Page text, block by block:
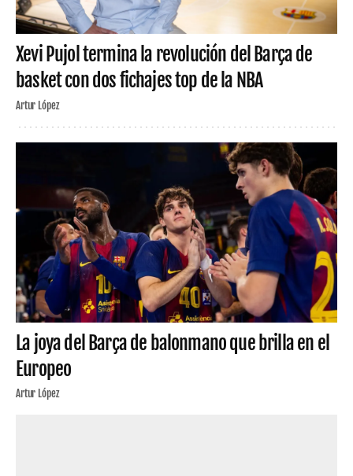
Xevi Pujol termina la revolución del Barça de
basket con dos fichajes top de la NBA
Artur López
La joya del Barça de balonmano que brilla en el
Europeo
Artur López